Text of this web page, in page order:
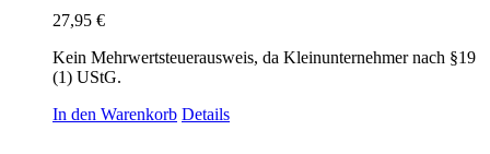
27,95 €
Kein Mehrwertsteuerausweis, da Kleinunternehmer nach §19
(1) UStG.
In den Warenkorb Details